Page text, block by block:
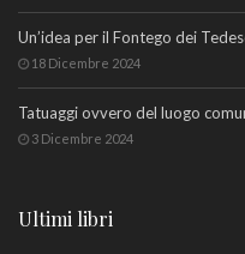
Un’idea per il Fontego dei
18 Dicembre 2024
Tatuaggi ovvero del luogo
3 Dicembre 2024
Ultimi libri